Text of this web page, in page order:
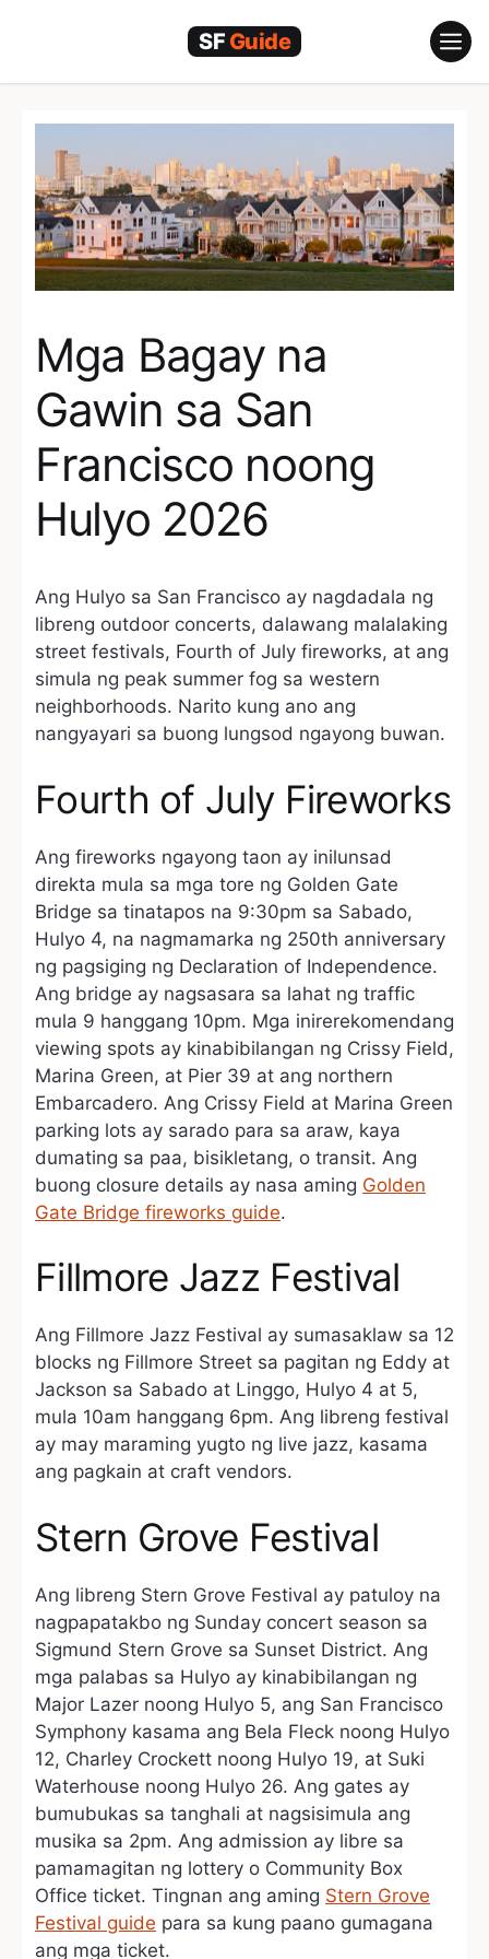
Mga Bagay na
Gawin sa San
Francisco noong
Hulyo 2026
Ang Hulyo sa San Francisco ay nagdadala ng
libreng outdoor concerts, dalawang malalaking
street festivals, Fourth of July fireworks, at ang
simula ng peak summer fog sa western
neighborhoods. Narito kung ano ang
nangyayari sa buong lungsod ngayong buwan.
Fourth of July Fireworks
Ang fireworks ngayong taon ay inilunsad
direkta mula sa mga tore ng Golden Gate
Bridge sa tinatapos na 9:30pm sa Sabado,
Hulyo 4, na nagmamarka ng 250th anniversary
ng pagsiging ng Declaration of Independence.
Ang bridge ay nagsasara sa lahat ng traffic
mula 9 hanggang 10pm. Mga inirerekomendang
viewing spots ay kinabibilangan ng Crissy Field,
Marina Green, at Pier 39 at ang northern
Embarcadero. Ang Crissy Field at Marina Green
parking lots ay sarado para sa araw, kaya
dumating sa paa, bisikletang, o transit. Ang
buong closure details ay nasa aming Golden
Gate Bridge fireworks guide.
Fillmore Jazz Festival
Ang Fillmore Jazz Festival ay sumasaklaw sa 12
blocks ng Fillmore Street sa pagitan ng Eddy at
Jackson sa Sabado at Linggo, Hulyo 4 at 5,
mula 10am hanggang 6pm. Ang libreng festival
ay may maraming yugto ng live jazz, kasama
ang pagkain at craft vendors.
Stern Grove Festival
Ang libreng Stern Grove Festival ay patuloy na
nagpapatakbo ng Sunday concert season sa
Sigmund Stern Grove sa Sunset District. Ang
mga palabas sa Hulyo ay kinabibilangan ng
Major Lazer noong Hulyo 5, ang San Francisco
Symphony kasama ang Bela Fleck noong Hulyo
12, Charley Crockett noong Hulyo 19, at Suki
Waterhouse noong Hulyo 26. Ang gates ay
bumubukas sa tanghali at nagsisimula ang
musika sa 2pm. Ang admission ay libre sa
pamamagitan ng lottery o Community Box
Office ticket. Tingnan ang aming Stern Grove
Festival guide para sa kung paano gumagana
ang mga ticket.